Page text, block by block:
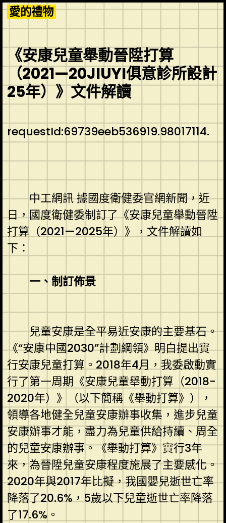
Skip
to
content
愛的禮物
《安康兒童舉動晉陞打算
（2021—20JIUYI俱意診所設計
25年）》文件解讀
requestId:69739eeb536919.98017114.
中工網訊 據國度衛健委官網新聞，近
日，國度衛健委制訂了《安康兒童舉動晉陞
打算（2021—2025年）》，文件解讀如
下：
一、制訂佈景
兒童安康是全平易近安康的主要基石。
《“安康中國2030”計劃綱領》明白提出實
行安康兒童打算。2018年4月，我委啟動實
行了第一周期《安康兒童舉動打算（2018-
2020年）》（以下簡稱《舉動打算》），
領導各地健全兒童安康辦事收集，進步兒童
安康辦事才能，盡力為兒童供給持續、周全
的兒童安康辦事。《舉動打算》實行3年
來，為晉陞兒童安康程度施展了主要感化。
2020年與2017年比擬，我國嬰兒逝世亡率
降落了20.6%，5歲以下兒童逝世亡率降落
了17.6%。